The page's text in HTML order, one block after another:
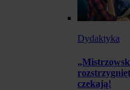
Dydaktyka
czekają!